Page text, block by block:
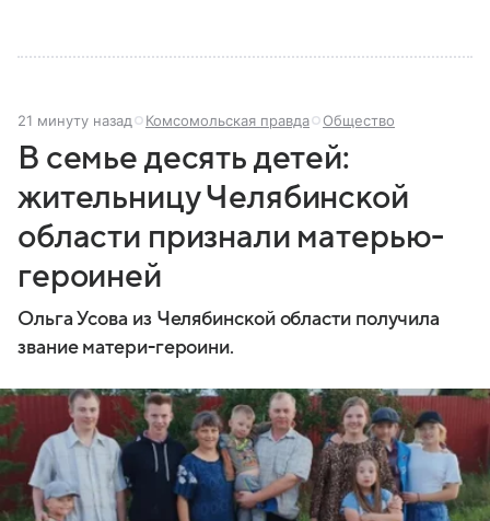
21 минуту назад Комсомольская правда Общество
В семье десять детей:
жительницу Челябинской
области признали матерью-
героиней
Ольга Усова из Челябинской области получила
звание матери-героини.